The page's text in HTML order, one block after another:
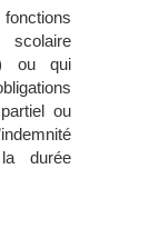
fonctions
ou qui
ou
durée